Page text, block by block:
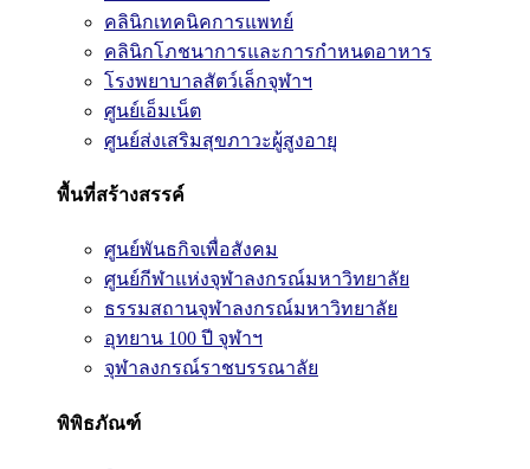
คลินิกเทคนิคการแพทย์
คลินิกโภชนาการและการกำหนดอาหาร
โรงพยาบาลสัตว์เล็กจุฬาฯ
ศูนย์เอ็มเน็ต
ศูนย์ส่งเสริมสุขภาวะผู้สูงอายุ
พื้นที่สร้างสรรค์
ศูนย์พันธกิจเพื่อสังคม
ศูนย์กีฬาแห่งจุฬาลงกรณ์มหาวิทยาลัย
ธรรมสถานจุฬาลงกรณ์มหาวิทยาลัย
อุทยาน 100 ปี จุฬาฯ
จุฬาลงกรณ์ราชบรรณาลัย
พิพิธภัณฑ์